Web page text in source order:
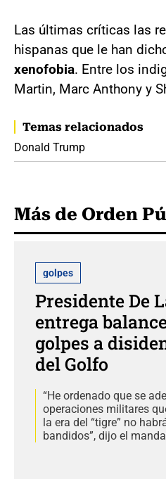
Las últimas críticas las
hispanas que le han
xenofobia. Entre los
Martin, Marc Anthony y
Temas relacionados
Donald Trump
Más de Orden
golpes
Presidente De
entrega
golpes a
del Golfo
“He ordenado que se
operaciones militares
la era del “tigre” no
bandidos”, dijo el